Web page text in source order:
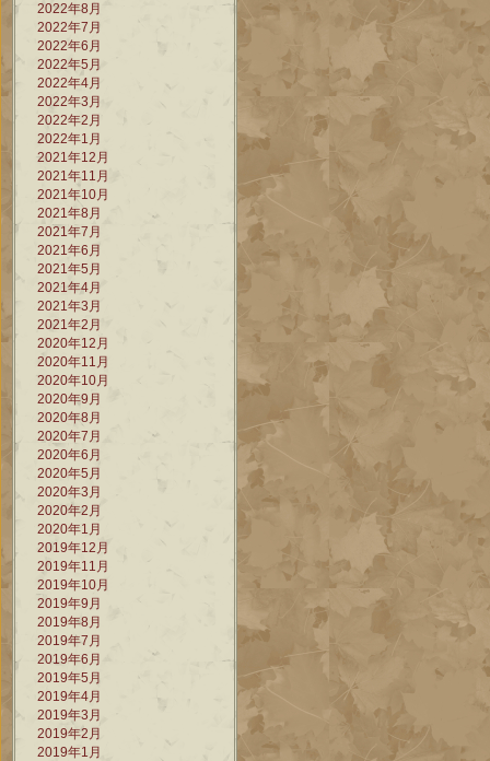
2022年8月
2022年7月
2022年6月
2022年5月
2022年4月
2022年3月
2022年2月
2022年1月
2021年12月
2021年11月
2021年10月
2021年8月
2021年7月
2021年6月
2021年5月
2021年4月
2021年3月
2021年2月
2020年12月
2020年11月
2020年10月
2020年9月
2020年8月
2020年7月
2020年6月
2020年5月
2020年3月
2020年2月
2020年1月
2019年12月
2019年11月
2019年10月
2019年9月
2019年8月
2019年7月
2019年6月
2019年5月
2019年4月
2019年3月
2019年2月
2019年1月